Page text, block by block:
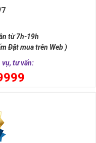
7
từ 7h-19h
Đặt mua trên Web )
tư vấn: